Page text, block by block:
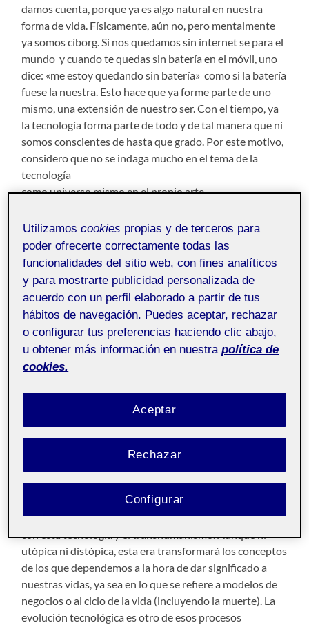
damos cuenta, porque ya es algo natural en nuestra
forma de vida. Físicamente, aún no, pero mentalmente
ya somos cíborg. Si nos quedamos sin internet se para el
mundo y cuando te quedas sin batería en el móvil, uno
dice: «me estoy quedando sin batería» como si la batería
fuese la nuestra. Esto hace que ya forme parte de uno
mismo, una extensión de nuestro ser. Con el tiempo, ya
la tecnología forma parte de todo y de tal manera que ni
somos conscientes de hasta que grado. Por este motivo,
considero que no se indaga mucho en el tema de la
tecnología
como universo mismo en el propio arte.
Con este proyecto podremos ver desde varios puntos de
vista nuestros miedos como humanos y las posibilidades
que nos brinda la tecnología junto con las pesadillas a
las que nos lleva nuestro modo de supervivencia, a tal
punto de dotar a la tecnología como un ser mismo:
inteligente, malvado, dominador, salvador, etc. Para
lograr este proceso, tendremos que descontextualizar
los elementos de varios mundos para fusionarlo en
piezas que representarán y darán forma a las obras. Ya
no estamos hablando solo de la parte humana, sino el
hábitat, en las plantas, los animales, la vida, la muerte, el
amor y el conocimiento, sin olvidar que incluso el arte
tiene parte importante y activa y cada vez más, incluso
protagonismo como canal mismo y no solo divulgativo.
Como podemos ver en el boceto, empezamos por crear
una caja que dará un contexto al proyecto. En esta caja
es donde veremos la fusión de la parte de la naturaleza
con esta tecnología y el transhumanismo. Aunque ni
utópica ni distópica, esta era transformará los conceptos
de los que dependemos a la hora de dar significado a
nuestras vidas, ya sea en lo que se refiere a modelos de
negocios o al ciclo de la vida (incluyendo la muerte). La
evolución tecnológica es otro de esos procesos
Utilizamoscookies propias y de terceros para
poder ofrecerte correctamente todas las
funcionalidades del sitio web, con fines analíticos
y para mostrarte publicidad personalizada de
acuerdo con un perfil elaborado a partir de tus
hábitos de navegación. Puedes aceptar, rechazar
o configurar tus preferencias haciendo clic abajo,
u obtener más información en nuestra política de
cookies.
Rechazar
Aceptar
Configurar